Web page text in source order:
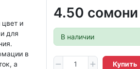
4.50 сомони
В наличии
Купить
и
для
в
а